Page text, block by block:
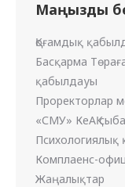
Маңызды
Қоғамдық
Басқарма
қабылдауы
Проректорлар
«СМУ» КеАҚ
Психологиялық
Комплаенс-
Жаңалықтар